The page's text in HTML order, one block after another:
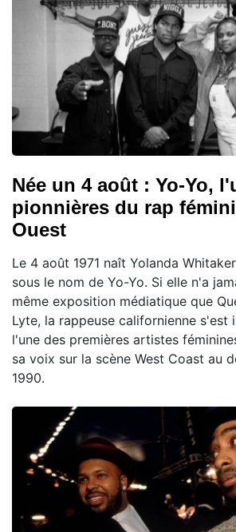
Née un 4 août : Yo-Yo,
pionnières du rap
Ouest
Le 4 août 1971 naît Yolanda
sous le nom de Yo-Yo. Si elle n'a
même exposition médiatique que
Lyte, la rappeuse californienne s'est
l'une des premières artistes
sa voix sur la scène West Coast au
1990.